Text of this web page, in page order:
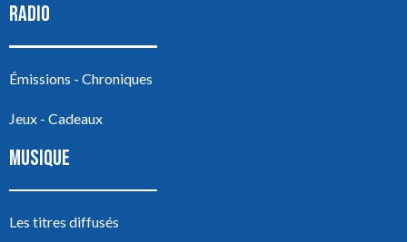
RADIO
Émissions - Chroniques
Jeux - Cadeaux
MUSIQUE
Les titres diffusés